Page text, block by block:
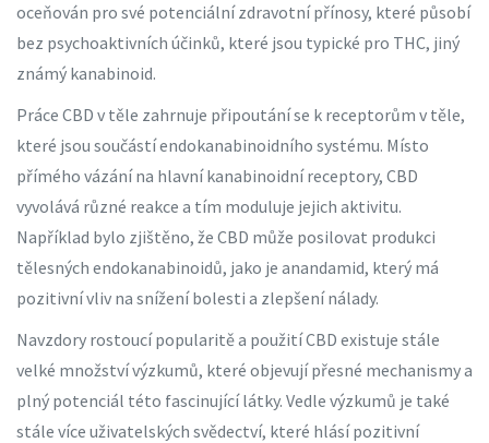
oceňován pro své potenciální zdravotní přínosy, které působí
bez psychoaktivních účinků, které jsou typické pro THC, jiný
známý kanabinoid.
Práce CBD v těle zahrnuje připoutání se k receptorům v těle,
které jsou součástí endokanabinoidního systému. Místo
přímého vázání na hlavní kanabinoidní receptory, CBD
vyvolává různé reakce a tím moduluje jejich aktivitu.
Například bylo zjištěno, že CBD může posilovat produkci
tělesných endokanabinoidů, jako je anandamid, který má
pozitivní vliv na snížení bolesti a zlepšení nálady.
Navzdory rostoucí popularitě a použití CBD existuje stále
velké množství výzkumů, které objevují přesné mechanismy a
plný potenciál této fascinující látky. Vedle výzkumů je také
stále více uživatelských svědectví, které hlásí pozitivní